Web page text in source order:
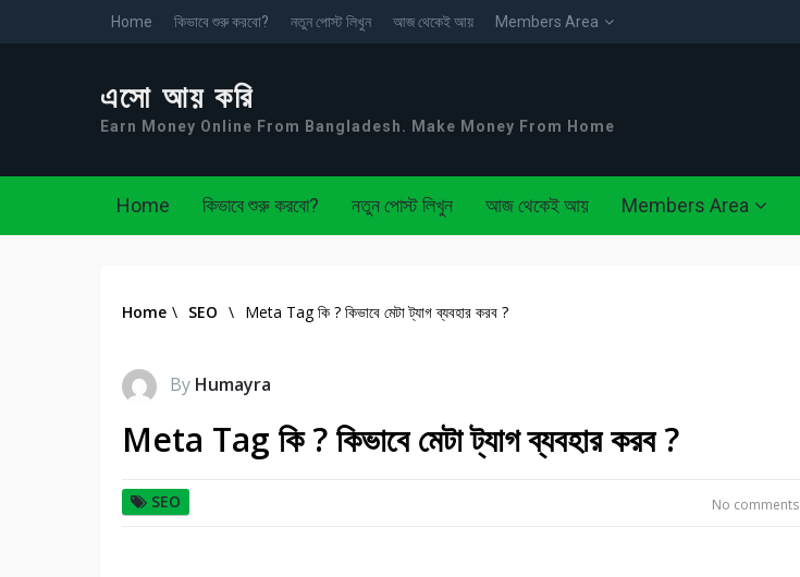
Home কিভাবে শুরু করবো? নতুন পোস্ট লিখুন আজ থেকেই আয় Members Area
এসো আয় করি
Earn Money Online From Bangladesh. Make Money From Home
Home কিভাবে শুরু করবো? নতুন পোস্ট লিখুন আজ থেকেই আয় Members Area
Home \ SEO \ Meta Tag কি ? কিভাবে মেটা ট্যাগ ব্যবহার করব ?
By Humayra
Meta Tag কি ? কিভাবে মেটা ট্যাগ ব্যবহার করব ?
SEO No comments